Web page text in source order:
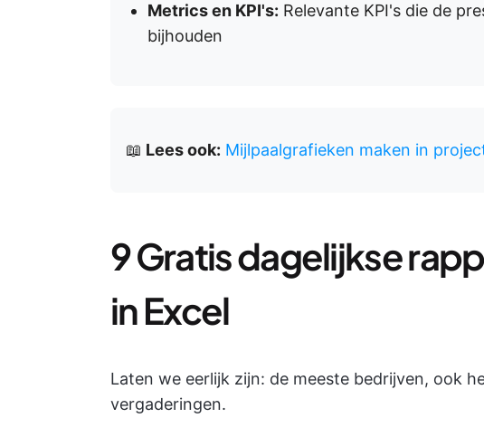
Metrics en KPI's: Relevante KPI's die de
bijhouden
📖 Lees ook: Mijlpaalgrafieken maken in
9 Gratis dagelijkse
in Excel
Laten we eerlijk zijn: de meeste bedrijven, ook
vergaderingen.